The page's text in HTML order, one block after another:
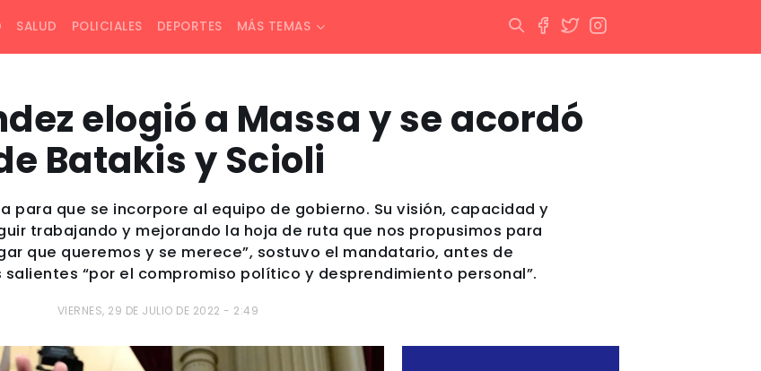
SALUD POLICIALES DEPORTES MÁS TEMAS
elogió a Massa y se acordó
Batakis y Scioli
para que se incorpore al equipo de gobierno. Su visión, capacidad y
trabajando y mejorando la hoja de ruta que nos propusimos para
que queremos y se merece”, sostuvo el mandatario, antes de
“por el compromiso político y desprendimiento personal”.
VIERNES, 29 DE JULIO DE 2022 - 2:49